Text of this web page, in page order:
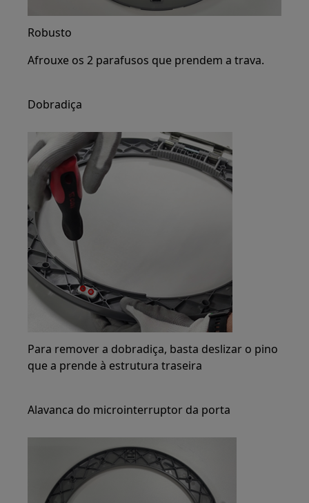
Robusto
Afrouxe os 2 parafusos que prendem a trava.
Dobradiça
Para remover a dobradiça, basta deslizar o pino
que a prende à estrutura traseira
Alavanca do microinterruptor da porta